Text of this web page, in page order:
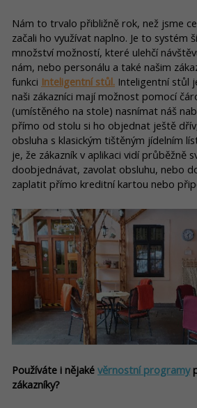
Nám to trvalo přibližně rok, než jsme
začali ho využívat naplno. Je to systém
množství možností, které ulehčí
nám, nebo personálu a také našim
funkci Inteligentní stůl. Inteligentní stůl
naši zákazníci mají možnost pomocí
(umístěného na stole) nasnímat náš
přímo od stolu si ho objednat ještě
obsluha s klasickým tištěným jídelním
je, že zákazník v aplikaci vidí průběžně
doobjednávat, zavolat obsluhu, nebo
zaplatit přímo kreditní kartou nebo
Používáte i nějaké věrnostní programy
zákazníky?